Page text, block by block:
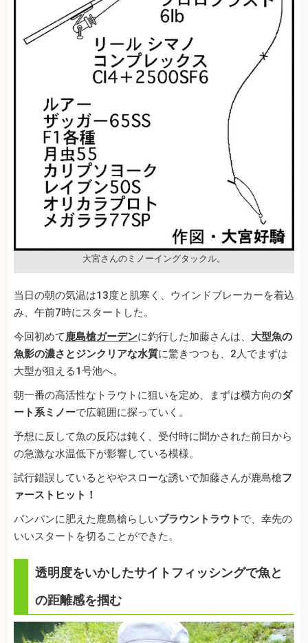
大宮さんのミノーイングタックル。
当日の朝の気温は13度と肌寒く、ウインドブレーカーを着込
み、午前7時にスタートした。
今回初めて鹿島槍ガーデンに釣行した加藤さんは、 大型魚の
魚影の濃さとジンクリアな水質に驚きつつも、2人でまずは
大型が狙える1号池へ。
朝一番の高活性なトラウトに狙いを定め、まずは横方向のダ
ート系ミノーで広範囲に探っていく。
予想に反して魚の反応は鈍く、受付時に聞かされた前日から
の急激な水温低下が影響している模様。
試行錯誤しているとややスローな誘いで加藤さんが鹿島槍フ
ァーストヒット！
パンパンに肥えた鹿島槍らしいブラウントラウト で、幸先の
いいスタートを切ることができた。
透明度をいかしたサイトフィッシングで魚と
の距離感を掴む